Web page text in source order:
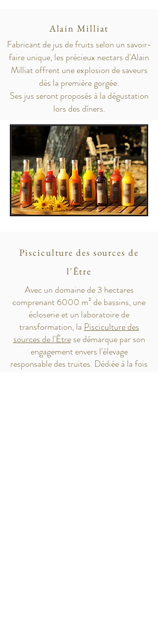
Alain Milliat
Fabricant de jus de fruits selon un savoir-
faire unique, les précieux nectars d'Alain
Milliat offrent une explosion de saveurs
dès la première gorgée.
Ses jus seront proposés à la dégustation
lors des dîners.
Pisciculture des sources de
l'Être
Avec un domaine de 3 hectares
comprenant 6000 m² de bassins, une
écloserie et un laboratoire de
transformation, la Pisciculture des
sources de l'Êtrese démarque par son
engagement envers l'élevage
responsable des truites. Dédiée à la fois